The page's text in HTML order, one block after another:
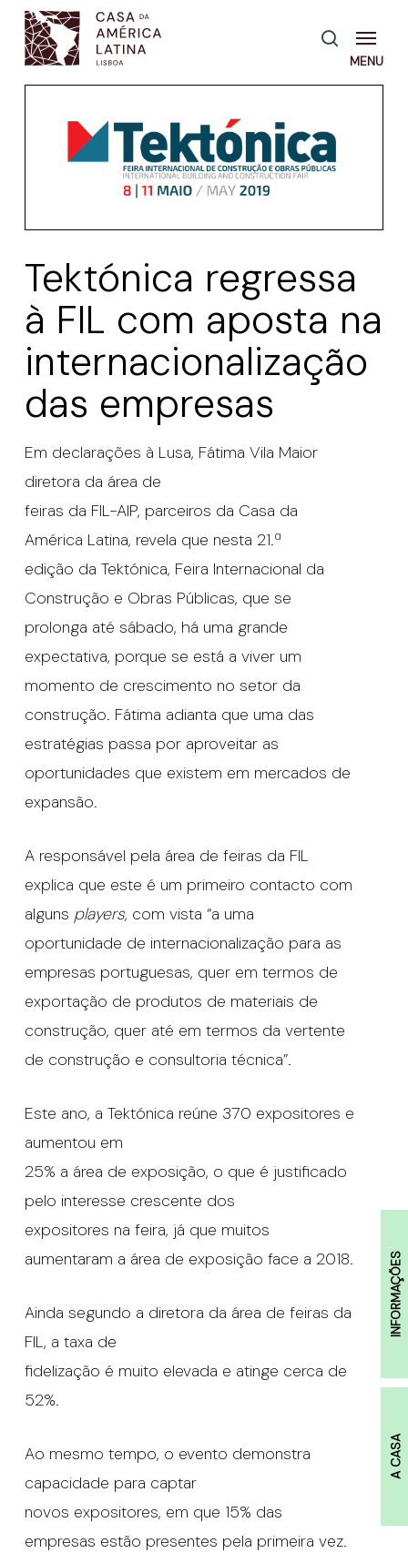
Skip
main
INFORMAÇÕES
A CASA
pesquisa
Menu
Tektónica regressa
à FIL com aposta na
internacionalização
das empresas
Em declarações à Lusa, Fátima Vila Maior
diretora da área de
feiras da FIL-AIP, parceiros da Casa da
América Latina, revela que nesta 21.ª
edição da Tektónica, Feira Internacional da
Construção e Obras Públicas, que se
prolonga até sábado, há uma grande
expectativa, porque se está a viver um
momento de crescimento no setor da
construção. Fátima adianta que uma das
estratégias passa por aproveitar as
oportunidades que existem em mercados de
expansão.
A responsável pela área de feiras da FIL
explica que este é um primeiro contacto com
alguns players, com vista “a uma
oportunidade de internacionalização para as
empresas portuguesas, quer em termos de
exportação de produtos de materiais de
construção, quer até em termos da vertente
de construção e consultoria técnica”.
Este ano, a Tektónica reúne 370 expositores e
aumentou em
25% a área de exposição, o que é justificado
pelo interesse crescente dos
expositores na feira, já que muitos
aumentaram a área de exposição face a 2018.
Ainda segundo a diretora da área de feiras da
FIL, a taxa de
fidelização é muito elevada e atinge cerca de
52%.
Ao mesmo tempo, o evento demonstra
capacidade para captar
novos expositores, em que 15% das
empresas estão presentes pela primeira vez.